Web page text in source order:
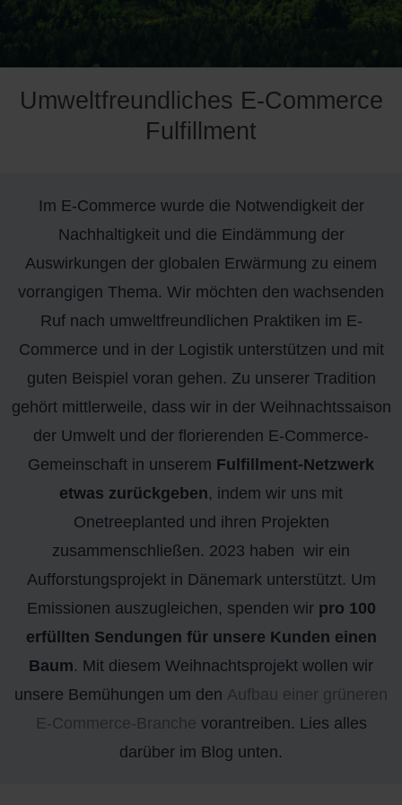
Umweltfreundliches E-Commerce
Fulfillment
Im E-Commerce wurde die Notwendigkeit der
Nachhaltigkeit und die Eindämmung der
Auswirkungen der globalen Erwärmung zu einem
vorrangigen Thema. Wir möchten den wachsenden
Ruf nach umweltfreundlichen Praktiken im E-
Commerce und in der Logistik unterstützen und mit
guten Beispiel voran gehen. Zu unserer Tradition
gehört mittlerweile, dass wir in der Weihnachtssaison
der Umwelt und der florierenden E-Commerce-
Gemeinschaft in unserem Fulfillment-Netzwerk
etwas zurückgeben, indem wir uns mit
Onetreeplanted und ihren Projekten
zusammenschließen. 2023 haben wir ein
Aufforstungsprojekt in Dänemark unterstützt. Um
Emissionen auszugleichen, spenden wir pro 100
erfüllten Sendungen für unsere Kunden einen
Baum. Mit diesem Weihnachtsprojekt wollen wir
unsere Bemühungen um den Aufbau einer grüneren
E-Commerce-Branche vorantreiben. Lies alles
darüber im Blog unten.